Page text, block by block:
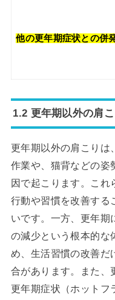
他の更年期症状との併
1.2 更年期以外の肩
更年期以外の肩こりは
作業や、猫背などの姿
因で起こります。これ
行動や習慣を改善する
いです。一方、更年期
の減少という根本的な
め、生活習慣の改善だ
合があります。また、
更年期症状（ホットフ